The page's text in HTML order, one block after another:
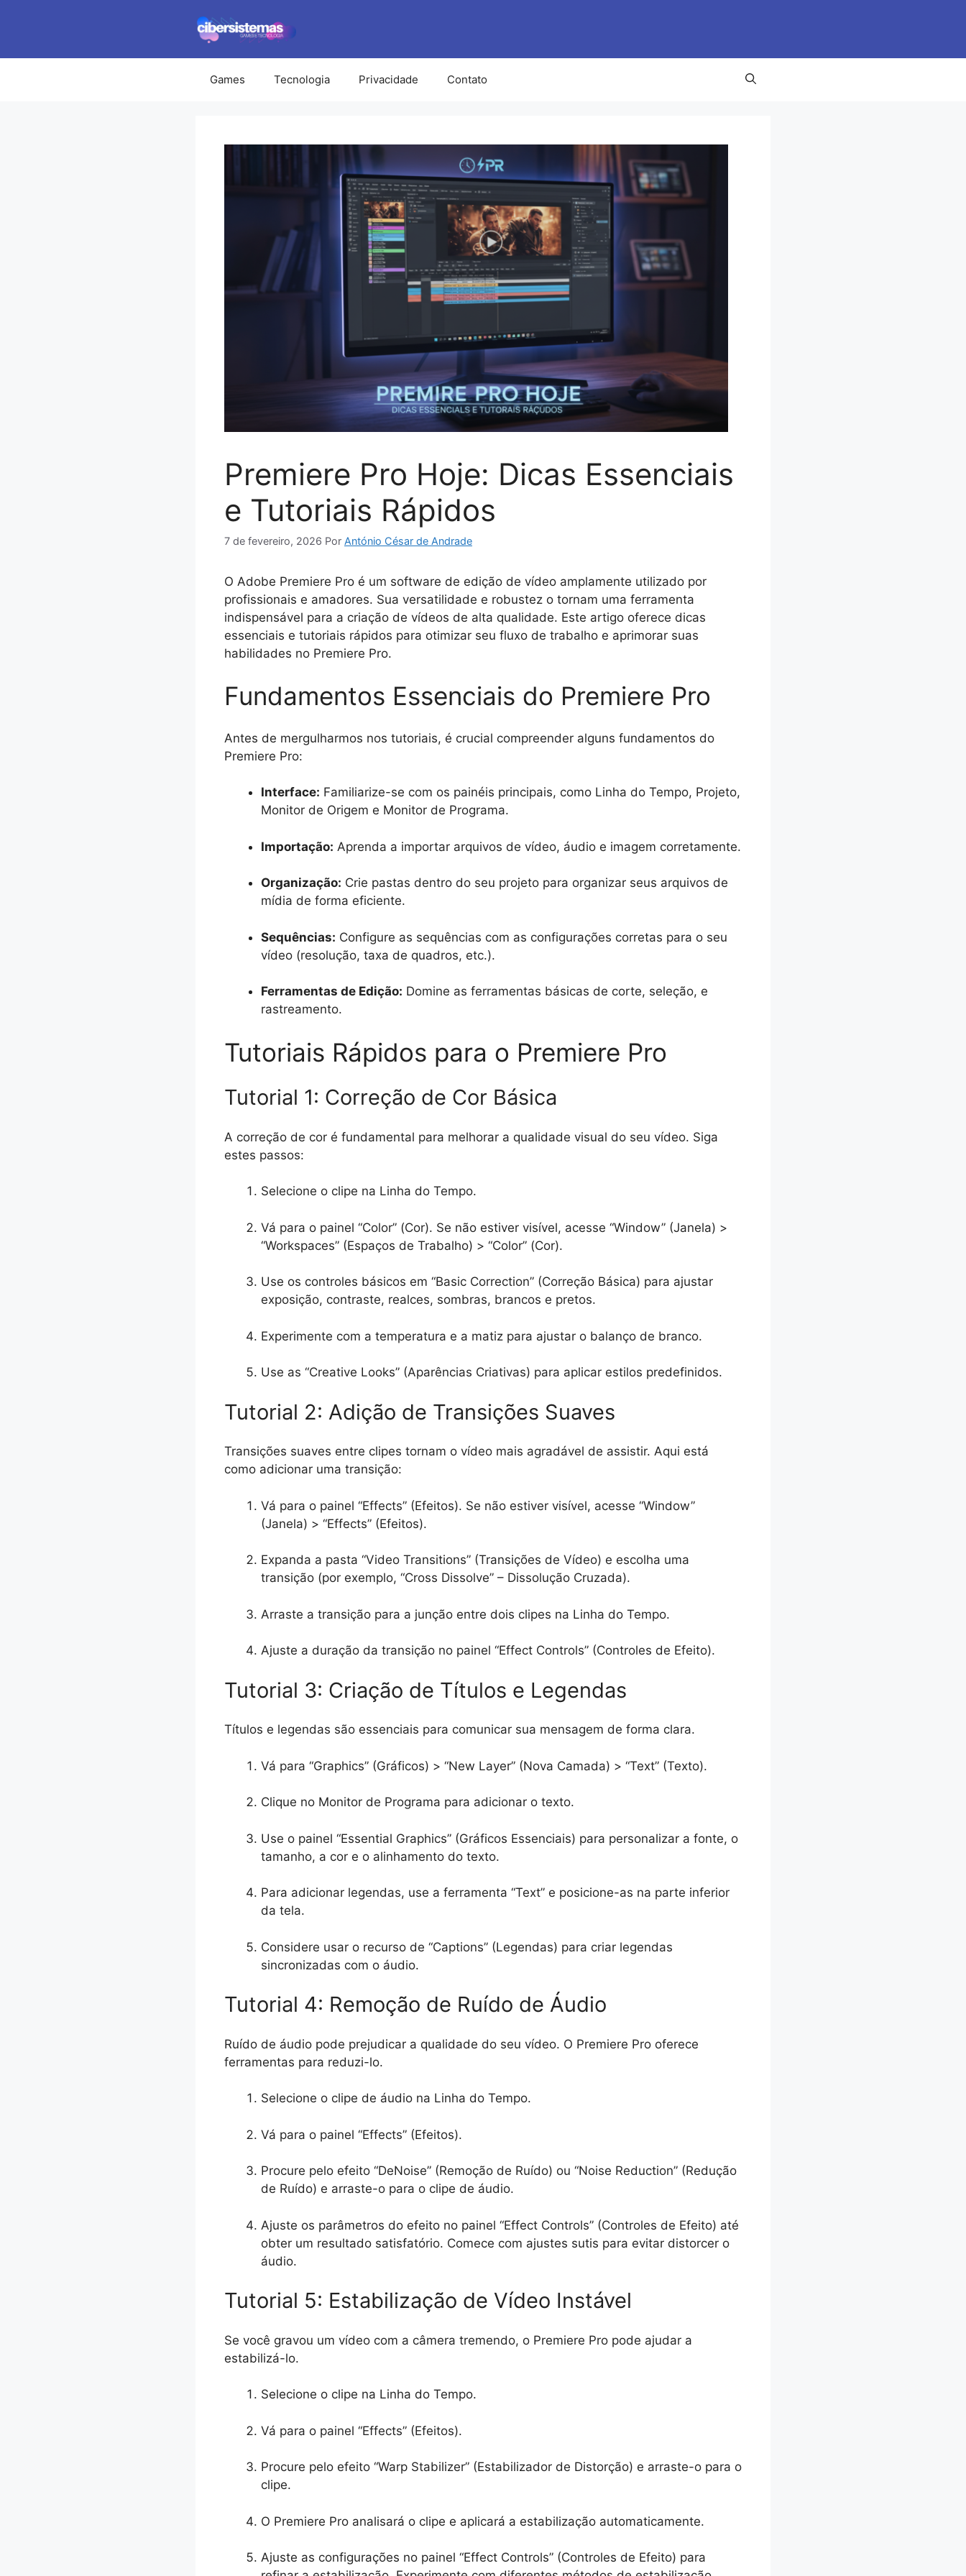
conteúdo
Games Tecnologia Privacidade Contato
Premiere Pro Hoje: Dicas Essenciais
e Tutoriais Rápidos
7 de fevereiro, 2026 Por António César de Andrade
O Adobe Premiere Pro é um software de edição de vídeo amplamente utilizado por
profissionais e amadores. Sua versatilidade e robustez o tornam uma ferramenta
indispensável para a criação de vídeos de alta qualidade. Este artigo oferece dicas
essenciais e tutoriais rápidos para otimizar seu fluxo de trabalho e aprimorar suas
habilidades no Premiere Pro.
Fundamentos Essenciais do Premiere Pro
Antes de mergulharmos nos tutoriais, é crucial compreender alguns fundamentos do
Premiere Pro:
Interface: Familiarize-se com os painéis principais, como Linha do Tempo, Projeto,
Monitor de Origem e Monitor de Programa.
Importação: Aprenda a importar arquivos de vídeo, áudio e imagem corretamente.
Organização: Crie pastas dentro do seu projeto para organizar seus arquivos de
mídia de forma eficiente.
Sequências: Configure as sequências com as configurações corretas para o seu
vídeo (resolução, taxa de quadros, etc.).
Ferramentas de Edição: Domine as ferramentas básicas de corte, seleção, e
rastreamento.
Tutoriais Rápidos para o Premiere Pro
Tutorial 1: Correção de Cor Básica
A correção de cor é fundamental para melhorar a qualidade visual do seu vídeo. Siga
estes passos:
Selecione o clipe na Linha do Tempo.
Vá para o painel “Color” (Cor). Se não estiver visível, acesse “Window” (Janela) >
“Workspaces” (Espaços de Trabalho) > “Color” (Cor).
Use os controles básicos em “Basic Correction” (Correção Básica) para ajustar
exposição, contraste, realces, sombras, brancos e pretos.
Experimente com a temperatura e a matiz para ajustar o balanço de branco.
Use as “Creative Looks” (Aparências Criativas) para aplicar estilos predefinidos.
Tutorial 2: Adição de Transições Suaves
Transições suaves entre clipes tornam o vídeo mais agradável de assistir. Aqui está
como adicionar uma transição:
Vá para o painel “Effects” (Efeitos). Se não estiver visível, acesse “Window”
(Janela) > “Effects” (Efeitos).
Expanda a pasta “Video Transitions” (Transições de Vídeo) e escolha uma
transição (por exemplo, “Cross Dissolve” – Dissolução Cruzada).
Arraste a transição para a junção entre dois clipes na Linha do Tempo.
Ajuste a duração da transição no painel “Effect Controls” (Controles de Efeito).
Tutorial 3: Criação de Títulos e Legendas
Títulos e legendas são essenciais para comunicar sua mensagem de forma clara.
Vá para “Graphics” (Gráficos) > “New Layer” (Nova Camada) > “Text” (Texto).
Clique no Monitor de Programa para adicionar o texto.
Use o painel “Essential Graphics” (Gráficos Essenciais) para personalizar a fonte, o
tamanho, a cor e o alinhamento do texto.
Para adicionar legendas, use a ferramenta “Text” e posicione-as na parte inferior
da tela.
Considere usar o recurso de “Captions” (Legendas) para criar legendas
sincronizadas com o áudio.
Tutorial 4: Remoção de Ruído de Áudio
Ruído de áudio pode prejudicar a qualidade do seu vídeo. O Premiere Pro oferece
ferramentas para reduzi-lo.
Selecione o clipe de áudio na Linha do Tempo.
Vá para o painel “Effects” (Efeitos).
Procure pelo efeito “DeNoise” (Remoção de Ruído) ou “Noise Reduction” (Redução
de Ruído) e arraste-o para o clipe de áudio.
Ajuste os parâmetros do efeito no painel “Effect Controls” (Controles de Efeito) até
obter um resultado satisfatório. Comece com ajustes sutis para evitar distorcer o
áudio.
Tutorial 5: Estabilização de Vídeo Instável
Se você gravou um vídeo com a câmera tremendo, o Premiere Pro pode ajudar a
estabilizá-lo.
Selecione o clipe na Linha do Tempo.
Vá para o painel “Effects” (Efeitos).
Procure pelo efeito “Warp Stabilizer” (Estabilizador de Distorção) e arraste-o para o
clipe.
O Premiere Pro analisará o clipe e aplicará a estabilização automaticamente.
Ajuste as configurações no painel “Effect Controls” (Controles de Efeito) para